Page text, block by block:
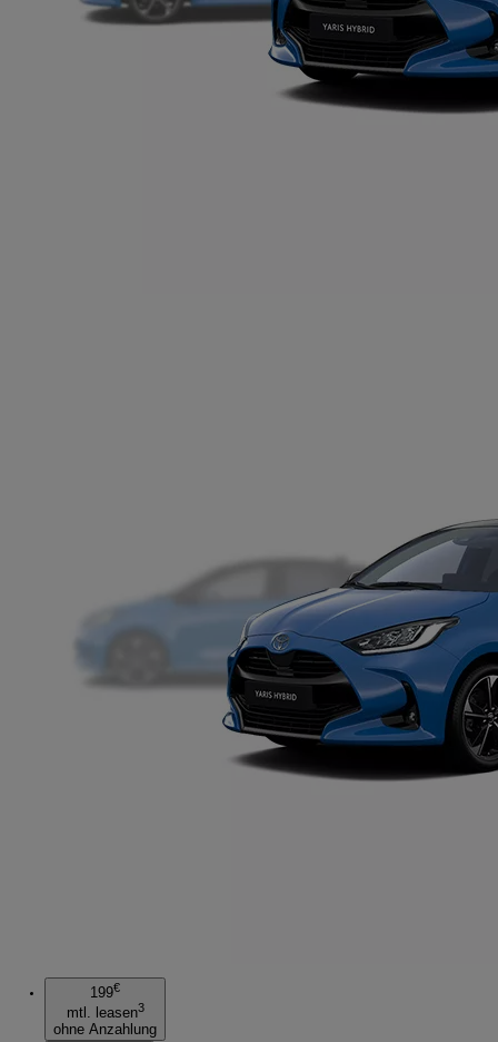
199€
mtl. leasen3
ohne Anzahlung